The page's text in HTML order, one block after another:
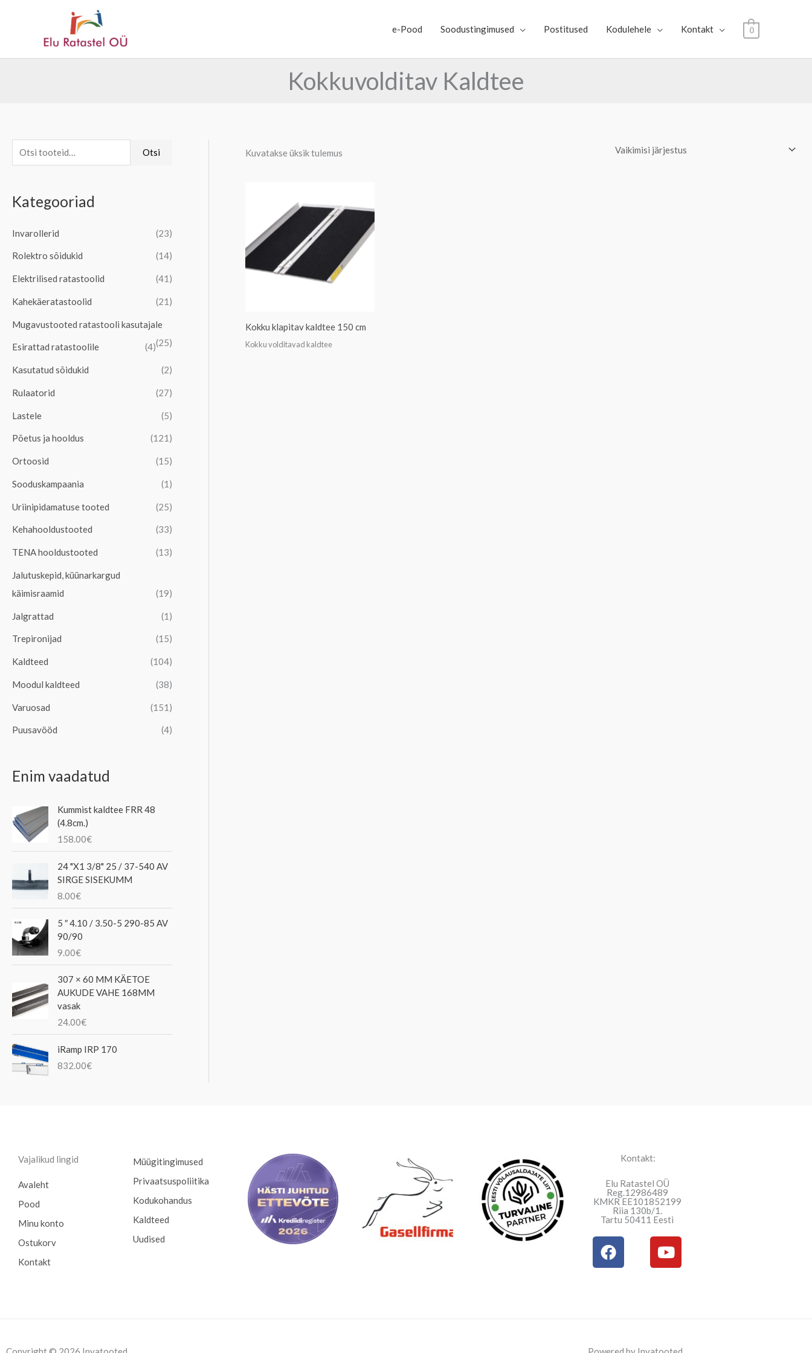
e-Pood Soodustingimused Postitused Kodulehele Kontakt 0
Kokkuvolditav Kaldtee
t
Otsi
Kategooriad
Invarollerid (23)
Rolektro sõidukid (14)
Elektrilised ratastoolid (41)
Kahekäeratastoolid (21)
Mugavustooted ratastooli kasutajale
(25)
Esirattad ratastoolile (4)
Kasutatud sõidukid (2)
Rulaatorid (27)
Lastele (5)
Põetus ja hooldus (121)
Ortoosid (15)
Sooduskampaania (1)
Uriinipidamatuse tooted (25)
Kehahooldustooted (33)
TENA hooldustooted (13)
Jalutuskepid, küünarkargud
käimisraamid
(19)
Jalgrattad (1)
Trepironijad (15)
Kaldteed (104)
Moodul kaldteed (38)
Varuosad (151)
Puusavööd (4)
Enim vaadatud
Kummist kaldtee FRR 48
(4.8cm.)
158.00€
24 "X1 3/8" 25 / 37-540 AV
SIRGE SISEKUMM
8.00€
5 ″ 4.10 / 3.50-5 290-85 AV
90/90
9.00€
307 × 60 MM KÄETOE
AUKUDE VAHE 168MM
vasak
24.00€
iRamp IRP 170
832.00€
Kuvatakse üksik tulemus
Kokku klapitav kaldtee 150 cm
Kokku volditavad kaldtee
Vajalikud lingid
Avaleht
Pood
Minu konto
Ostukorv
Kontakt
Müügitingimused
Privaatsuspoliitika
Kodukohandus
Kaldteed
Uudised
Kontakt:
Elu Ratastel OÜ
Reg.12986489
KMKR EE101852199
Riia 130b/1.
Tartu 50411 Eesti
F
a
Y
o